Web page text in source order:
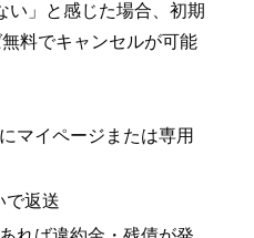
い」と感じた場合、初期
料でキャンセルが可能
マイページまたは専用
で返送